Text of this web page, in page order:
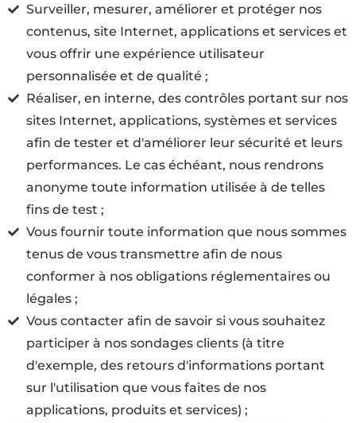
Surveiller, mesurer, améliorer et protéger nos
contenus, site Internet, applications et services et
vous offrir une expérience utilisateur
personnalisée et de qualité ;
Réaliser, en interne, des contrôles portant sur nos
sites Internet, applications, systèmes et services
afin de tester et d'améliorer leur sécurité et leurs
performances. Le cas échéant, nous rendrons
anonyme toute information utilisée à de telles
fins de test ;
Vous fournir toute information que nous sommes
tenus de vous transmettre afin de nous
conformer à nos obligations réglementaires ou
légales ;
Vous contacter afin de savoir si vous souhaitez
participer à nos sondages clients (à titre
d'exemple, des retours d'informations portant
sur l'utilisation que vous faites de nos
applications, produits et services) ;